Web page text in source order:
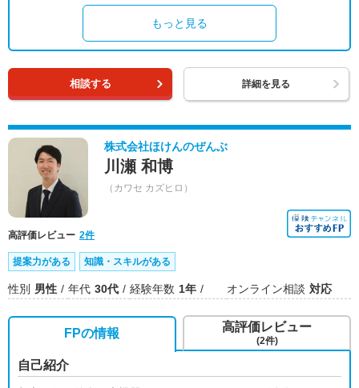
もっと見る
相談する 詳細を見る
株式会社ほけんのぜんぶ
川瀬 和博
（カワセ カズヒロ）
高評価レビュー 2件
提案力がある 知識・スキルがある
性別 男性 年代 30代 経験年数 1年 オンライン相談 対応
FPの情報
自己紹介
高評価レビュー
(2件)